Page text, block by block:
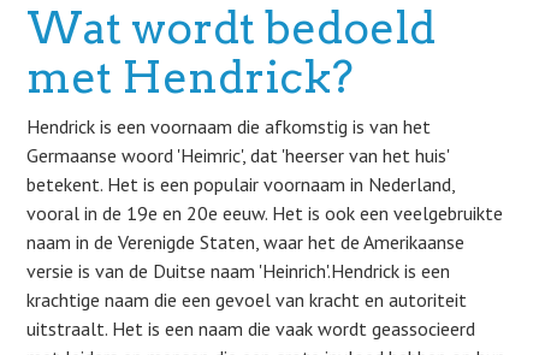
Wat wordt bedoeld
met Hendrick?
Hendrick is een voornaam die afkomstig is van het
Germaanse woord 'Heimric', dat 'heerser van het huis'
betekent. Het is een populair voornaam in Nederland,
vooral in de 19e en 20e eeuw. Het is ook een veelgebruikte
naam in de Verenigde Staten, waar het de Amerikaanse
versie is van de Duitse naam 'Heinrich'.Hendrick is een
krachtige naam die een gevoel van kracht en autoriteit
uitstraalt. Het is een naam die vaak wordt geassocieerd